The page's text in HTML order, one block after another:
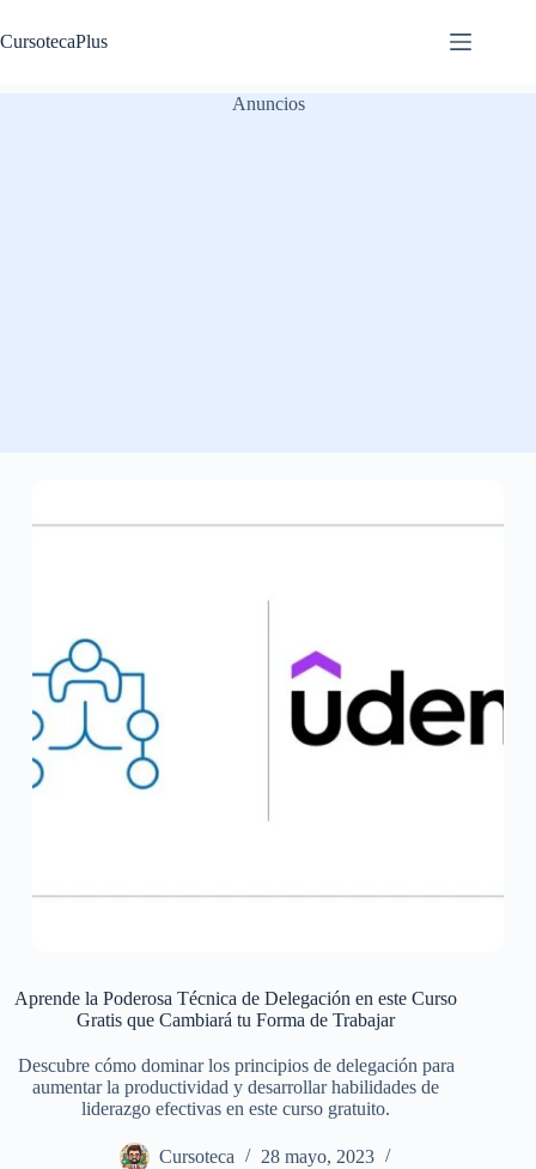
al
contenido
CursotecaPlus
Anuncios
Aprende la Poderosa Técnica de Delegación en este Curso
Gratis que Cambiará tu Forma de Trabajar
Descubre cómo dominar los principios de delegación para
aumentar la productividad y desarrollar habilidades de
liderazgo efectivas en este curso gratuito.
Cursoteca
28 mayo, 2023